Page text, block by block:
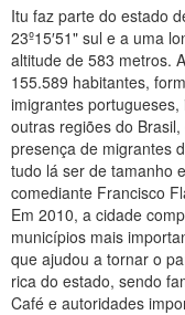
Itu faz parte do estado
23º15′51" sul e a uma
altitude de 583 metros.
155.589 habitantes,
imigrantes
outras regiões do
presença de migrantes
tudo lá ser de tamanho
comediante Francisco
Em 2010, a cidade
municípios mais
que ajudou a tornar o
rica do estado, sendo
Café e autoridades